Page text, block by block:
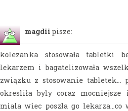
magdii pisze:
kolezanka stosowała tabletki
lekarzem i bagatelizowała
związku z stosowanie tabletek…
okresliła byly coraz
miala wiec poszła go lekarza…co